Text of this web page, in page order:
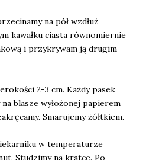
na pół wzdłuż
kawałku ciasta równomiernie
i przykrywam ją drugim
2-3 cm. Każdy pasek
blasze wyłożonej papierem
Smarujemy żółtkiem.
w temperaturze
Studzimy na kratce. Po